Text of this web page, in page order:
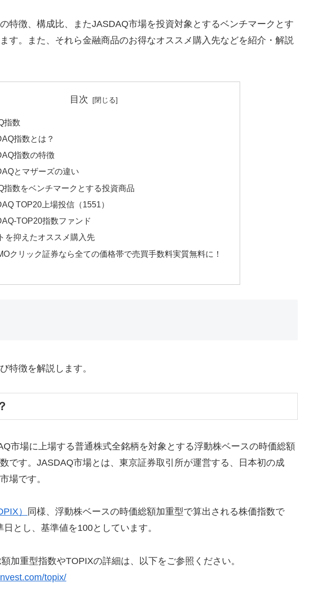
特徴、構成比、またJASDAQ市場を投資対象とするベンチマークとす
す。また、それら金融商品のお得なオススメ購入先などを紹介・解説
目次
指数
指数とは？
指数の特徴
とマザーズの違い
指数をベンチマークとする投資商品
TOP20上場投信（1551）
TOP20指数ファンド
を抑えたオススメ購入先
クリック証券なら全ての価格帯で売買手数料実質無料に！
特徴を解説します。
市場に上場する普通株式全銘柄を対象とする浮動株ベースの時価総額
です。JASDAQ市場とは、東京証券取引所が運営する、日本初の成
場です。
）
同様、浮動株ベースの時価総額加重型で算出される株価指数で
とし、基準値を100としています。
加重型指数やTOPIXの詳細は、以下をご参照ください。
topix/